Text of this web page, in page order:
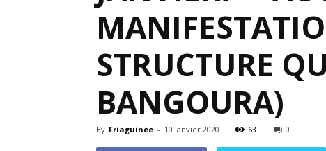
STRUCTURE
BANGOURA)
By Friaguinée - 10 janvier 2020 63 0